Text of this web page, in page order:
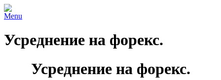
Menu
Усреднение на форекс.
Усреднение на форекс.